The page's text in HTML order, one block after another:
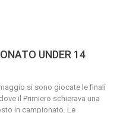
UNDER 14
si sono giocate le finali
il Primiero schierava una
in campionato. Le